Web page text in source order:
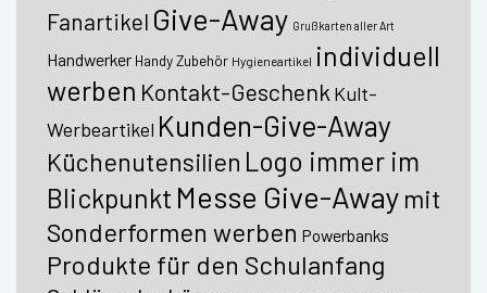
Fanartikel Give-Away Grußkarten aller Art
Handwerker Handy Zubehör Hygieneartikel individuell
werben Kontakt-Geschenk Kult-
Werbeartikel Kunden-Give-Away
Küchenutensilien Logo immer im
Blickpunkt Messe Give-Away mit
Sonderformen werben Powerbanks
Produkte für den Schulanfang